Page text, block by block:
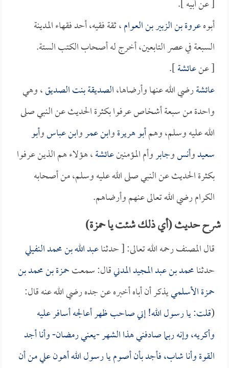
[ عن أبيه ].
أبوهعروة بن الزبير بن العوام، ثقة فقيه، أحد فقهاء المدينة
السبعة في عصر التابعين، أخرج له أصحاب الكتب الستة.
[ عنعائشة].
عائشةرضي الله عنها وأرضاها،الصديقة بنت الصديق، وهي
واحدة من سبعة أشخاص عرفوا بكثرة الحديث عن النبي صلى
الله عليه وسلم، وهمأبو هريرةوابن عمروابن عباسوأبو
سعيدوأنسوجابروأم المؤمنينعائشة، هؤلاء هم الذين عرفوا
بكثرة الحديث عن النبي صلى الله عليه وسلم، من أصحابه
الكرام رضي الله تعالى عنهم وأرضاهم.
شرح حديث (أي ذلك شئت يا حمزة)
قال المصنف رحمه الله تعالى: [ حدثناعبد الله بن محمد النفيلي
حدثنامحمد بن عبد المجيد المدنيقال: سمعتحمزة بن محمد بن
حمزة الأسلمييذكر أن أباه أخبره عن جده رضي الله عنه قال:
(قلت: يا رسول الله! إني صاحب ظهر أعالجه أسافر عليه
وأكريه، وإنه ربما صادفني هذا الشهر -يعني رمضان- وأنا أجد
القوة وأنا شاب، فأجد بأن أصوم يا رسول الله أهون علي من أن